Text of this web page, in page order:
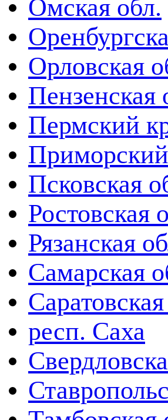
Омская обл.
Орловская
Пензенская
Пермский
Псковская
Ростовская
Рязанская
Самарская
респ. Саха